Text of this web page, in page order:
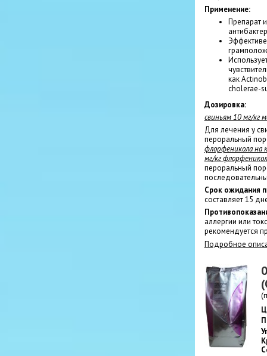
Применение:
Препарат
как
cholerae-
Дозировка:
свиньям 10 мг/кг
Для лечения у
пероральный
флорфеникола на
мг/кг
пероральный
Срок ожидания
составляет 15
аллергии или
рекомендуется
Подробное